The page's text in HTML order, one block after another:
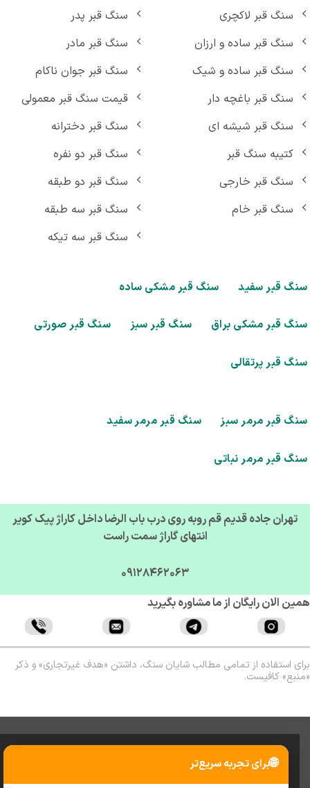
سنگ قبر لاکچری
سنگ قبر ساده و ارزان
سنگ قبر ساده و شیک
سنگ قبر باغچه دار
سنگ قبر شیشه ای
کتیبه سنگ قبر
سنگ قبر خارجی
سنگ قبر خام
سنگ قبر پدر
سنگ قبر مادر
سنگ قبر جوان ناکام
قیمت سنگ قبر معمولی
سنگ قبر دخترانه
سنگ قبر دو نفره
سنگ قبر دو طبقه
سنگ قبر سه طبقه
سنگ قبر سه تیکه
قبر سفید سنگ قبر مشکی ساده
قبر مشکی براق سنگ قبر سبز سنگ قبر صورتی
قبر پرتقالی
قبر مرمر سبز سنگ قبر مرمر سفید
قبر مرمر نباتی
تهران جاده قدیم قم روبه روی درب باب الرضا داخل کاراژ پیک کویر
انتهای گاراژ سمت راست
09128462063
الان رایگان از ما مشاوره بگیرید
استفاده از تمامی مطالب شایان سنگ، داشتن «هدف غیرتجاری» و ذکر
کافیست.
برای تجربه سریع‌تر